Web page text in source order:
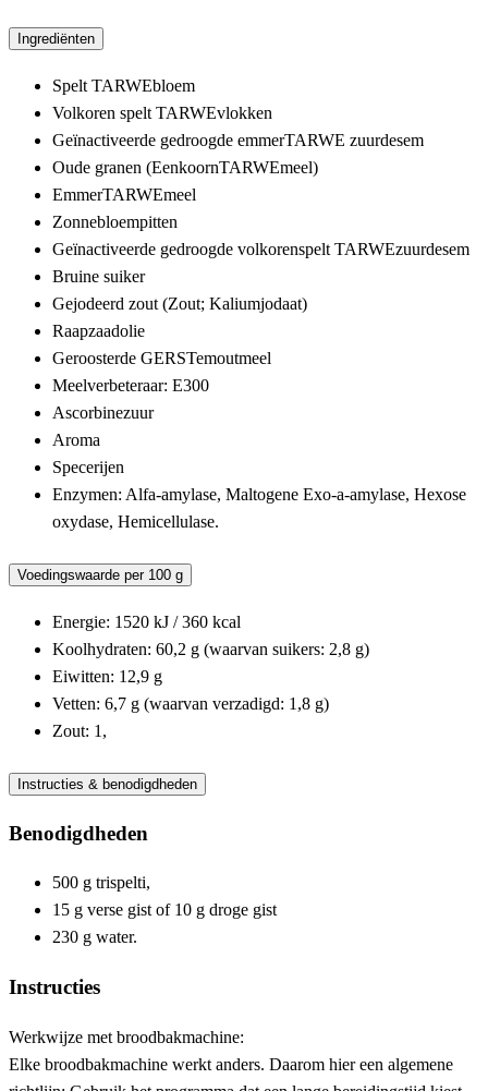
Ingrediënten
Spelt TARWEbloem
Volkoren spelt TARWEvlokken
Geïnactiveerde gedroogde emmerTARWE zuurdesem
Oude granen (EenkoornTARWEmeel)
EmmerTARWEmeel
Zonnebloempitten
Geïnactiveerde gedroogde volkorenspelt TARWEzuurdesem
Bruine suiker
Gejodeerd zout (Zout; Kaliumjodaat)
Raapzaadolie
Geroosterde GERSTemoutmeel
Meelverbeteraar: E300
Ascorbinezuur
Aroma
Specerijen
Enzymen: Alfa-amylase, Maltogene Exo-a-amylase, Hexose
oxydase, Hemicellulase.
Voedingswaarde per 100 g
Energie: 1520 kJ / 360 kcal
Koolhydraten: 60,2 g (waarvan suikers: 2,8 g)
Eiwitten: 12,9 g
Vetten: 6,7 g (waarvan verzadigd: 1,8 g)
Zout: 1,
Instructies & benodigdheden
Benodigdheden
500 g trispelti,
15 g verse gist of 10 g droge gist
230 g water.
Instructies
Werkwijze met broodbakmachine:
Elke broodbakmachine werkt anders. Daarom hier een algemene